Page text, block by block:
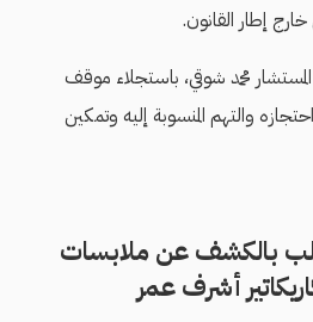
إطار القانون.
المستشار محمد شوقي، باستجلاء موقف
والتهم المنسوبة إليه وتمكين
بالكشف عن ملابسات
أشرف عمر